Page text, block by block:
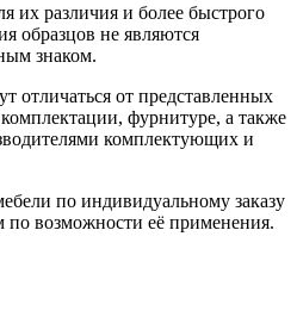
их различия и более быстрого
образцов не являются
знаком.
отличаться от представленных
фурнитуре, а также
комплектующих и
по индивидуальному заказу
по возможности её применения.